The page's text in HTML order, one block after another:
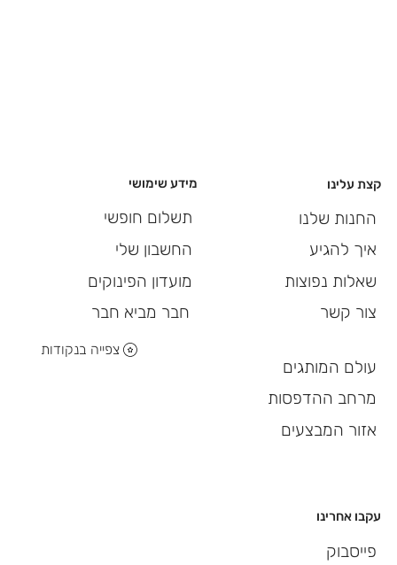
מידע שימושי
תשלום חופשי
החשבון שלי
מועדון הפינוקים
חבר מביא חבר
צפייה בנקודות
עקבו אחרינו
פייסבוק
קצת עלינו
החנות שלנו
איך להגיע
שאלות נפוצות
צור קשר
עולם המותגים
מרחב ההדפסות
אזור המבצעים